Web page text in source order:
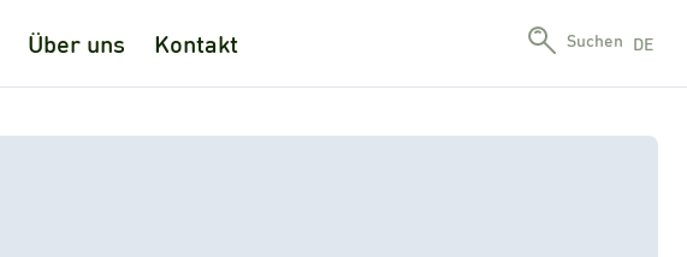
Über uns Kontakt Suchen DE